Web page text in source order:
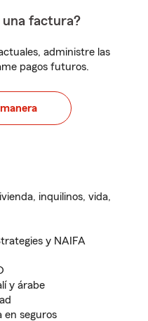
una factura?
administre las
pagos futuros.
inquilinos, vida,
y NAIFA
y árabe
en seguros